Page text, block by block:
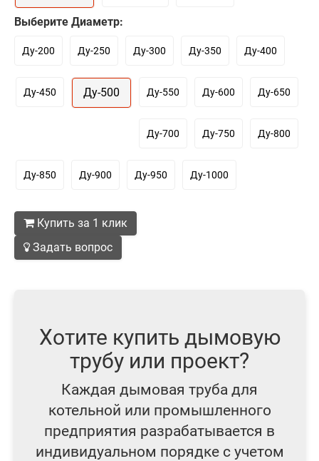
Выберите Диаметр:
Ду-200 Ду-250 Ду-300 Ду-350 Ду-400
Ду-450 Ду-500 Ду-550 Ду-600 Ду-650
Ду-700 Ду-750 Ду-800
Ду-850 Ду-900 Ду-950 Ду-1000
Купить за 1 клик
Задать вопрос
Хотите купить дымовую
трубу или проект?
Каждая дымовая труба для
котельной или промышленного
предприятия разрабатывается в
индивидуальном порядке с учетом